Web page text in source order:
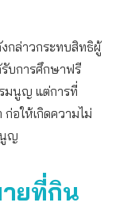
งกล่าวกระทบสิทธิผู้
รับการศึกษาฟรี
มนูญ แต่การที่
อให้เกิดความไม่
นูญ
ยที่กิน